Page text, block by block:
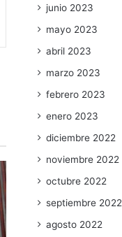
junio 2023
mayo 2023
abril 2023
marzo 2023
febrero 2023
enero 2023
diciembre 2022
noviembre 2022
octubre 2022
septiembre 2022
agosto 2022